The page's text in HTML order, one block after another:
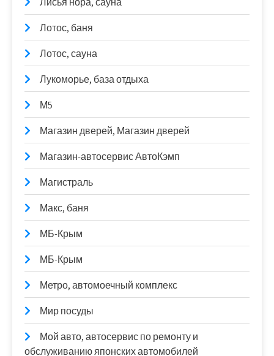
Лотос, баня
Лотос, сауна
Лукоморье, база отдыха
М5
Магазин дверей, Магазин дверей
Магазин-автосервис АвтоКэмп
Магистраль
Макс, баня
МБ-Крым
МБ-Крым
Метро, автомоечный комплекс
Мир посуды
Мой авто, автосервис по ремонту и
обслуживанию японских автомобилей